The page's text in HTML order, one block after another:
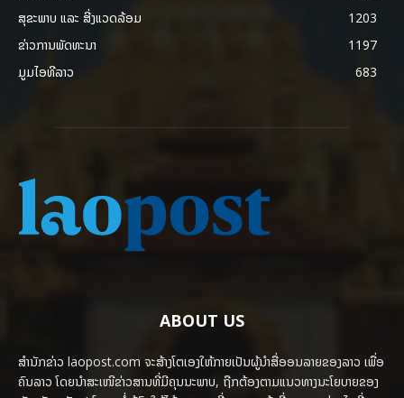
ສຸຂະພາບ ແລະ ສີ່ງແວດລ້ອມ
1203
ຂ່າວການພັດທະນາ
1197
ມູມໄອທີລາວ
683
ABOUT US
ສຳນັກຂ່າວ laopost.com ຈະສ້າງໂຕເອງໃຫ້ກາຍເປັນຜູ້ນຳສື່ອອນລາຍຂອງລາວ ເພື່ອ
ຄົນລາວ ໂດຍນຳສະເໜີຂ່າວສານທີ່ມີຄຸນນະພາບ, ຖືກຕ້ອງຕາມແນວທາງນະໂຍບາຍຂອງ